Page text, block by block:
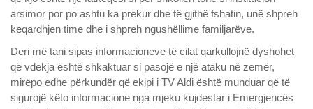
arsimor por po ashtu ka prekur dhe të gjithë fshatin, unë shpreh
keqardhjen time dhe i shpreh ngushëllime familjarëve.
Deri më tani sipas informacioneve të cilat qarkullojnë dyshohet
që vdekja është shkaktuar si pasojë e një ataku në zemër,
mirëpo edhe përkundër që ekipi i TV Aldi është munduar që të
sigurojë këto informacione nga mjeku kujdestar i Emergjencës